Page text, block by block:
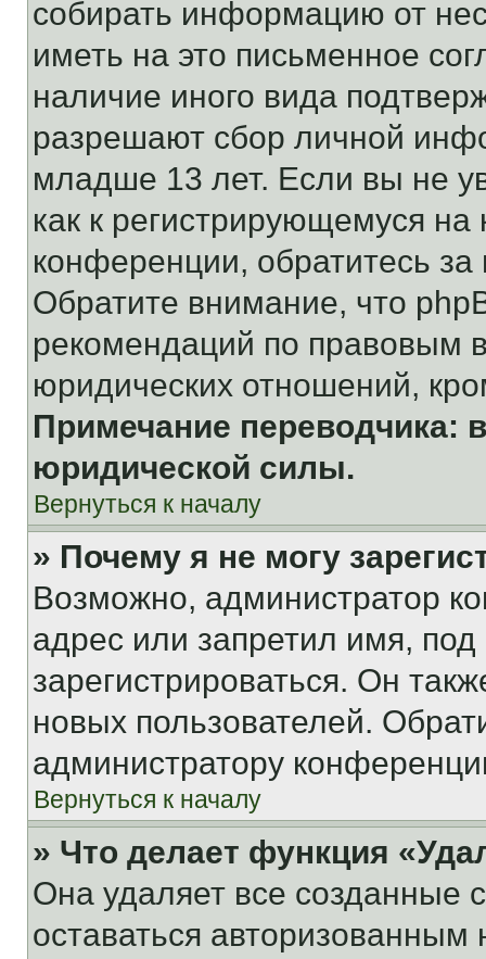
собирать информацию от
иметь на это письменное
наличие иного вида
разрешают сбор личной
младше 13 лет. Если вы не
как к регистрирующемуся
конференции, обратитесь
Обратите внимание, что
рекомендаций по правовым
юридических отношений,
Примечание переводчика:
юридической силы.
Вернуться к началу
» Почему я не могу
Возможно, администратор
адрес или запретил имя,
зарегистрироваться. Он
новых пользователей.
администратору
Вернуться к началу
» Что делает функция
Она удаляет все созданные
оставаться